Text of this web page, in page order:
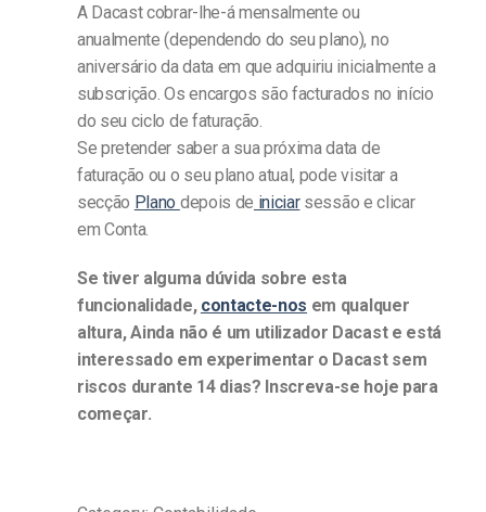
A Dacast cobrar-lhe-á mensalmente ou
anualmente (dependendo do seu plano), no
aniversário da data em que adquiriu inicialmente a
subscrição. Os encargos são facturados no início
do seu ciclo de faturação.
Se pretender saber a sua próxima data de
faturação ou o seu plano atual, pode visitar a
secção Plano depois de iniciarsessão e clicar
em Conta.
Se tiver alguma dúvida sobre esta
funcionalidade, contacte-nos em qualquer
altura,Ainda não é um utilizador Dacast e está
interessado em experimentar o Dacast sem
riscos durante 14 dias? Inscreva-se hoje para
começar.